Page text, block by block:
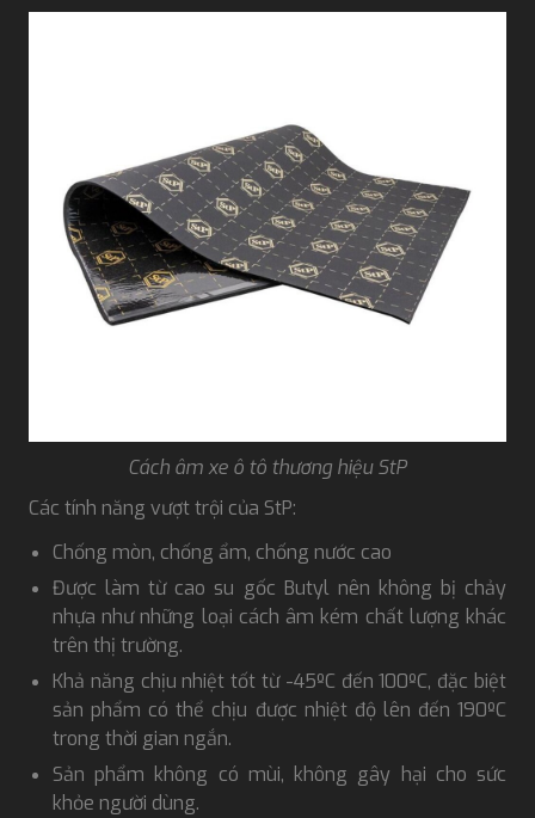
Cách âm xe ô tô thương hiệu StP
Các tính năng vượt trội của StP:
Chống mòn, chống ẩm, chống nước cao
Được làm từ cao su gốc Butyl nên không bị chảy
nhựa như những loại cách âm kém chất lượng khác
trên thị trường.
Khả năng chịu nhiệt tốt từ -45ºC đến 100ºC, đặc biệt
sản phẩm có thể chịu được nhiệt độ lên đến 190ºC
trong thời gian ngắn.
Sản phẩm không có mùi, không gây hại cho sức
khỏe người dùng.